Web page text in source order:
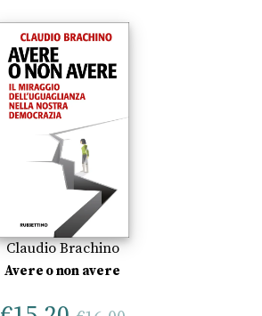
Claudio Brachino
Avere o non avere